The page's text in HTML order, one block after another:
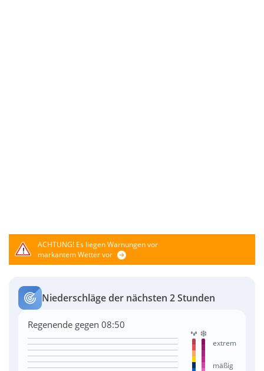
ACHTUNG!Es liegen Warnungen vor
markantem Wetter vor
Niederschläge der nächsten 2 Stunden
Regenende gegen 08:50
extrem
mäßig